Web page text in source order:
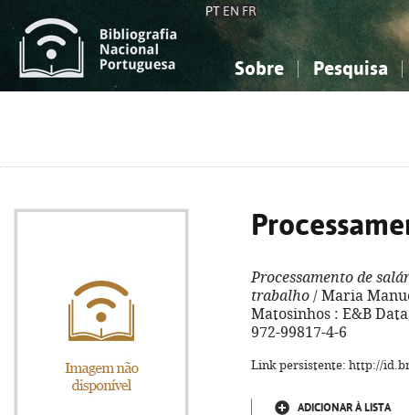
PT EN FR
Sobre Pesquisa
Processamento de
trabalho / Maria
Matosinhos : E&B
972-99817-4-6
Link persistente: http://
ADICIONAR À LISTA